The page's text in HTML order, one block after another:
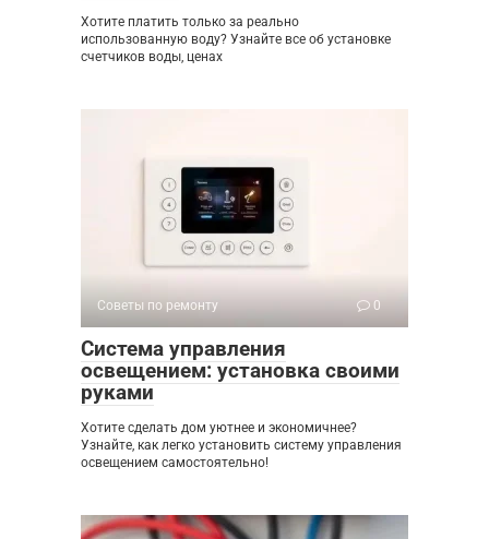
Хотите платить только за реально
использованную воду? Узнайте все об установке
счетчиков воды, ценах
Советы по ремонту 0
Система управления
освещением: установка своими
руками
Хотите сделать дом уютнее и экономичнее?
Узнайте, как легко установить систему управления
освещением самостоятельно!